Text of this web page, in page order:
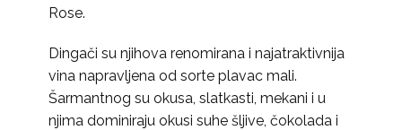
Rose.
Dingači su njihova renomirana i najatraktivnija
vina napravljena od sorte plavac mali.
Šarmantnog su okusa, slatkasti, mekani i u
njima dominiraju okusi suhe šljive, čokolada i